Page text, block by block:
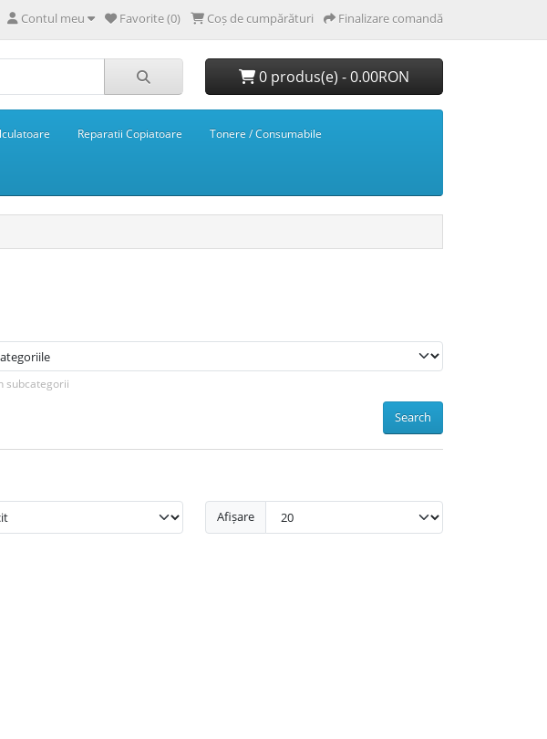
Contul meu Favorite (0) Coș de cumpărături Finalizare comandă
0 produs(e) - 0.00RON
Reparatii Copiatoare Tonere / Consumabile
subcategorii
Search
Afișare